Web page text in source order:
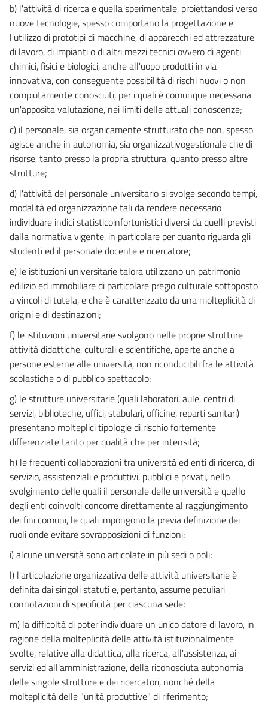
b) l'attività di ricerca e quella sperimentale, proiettandosi verso
nuove tecnologie, spesso comportano la progettazione e
l'utilizzo di prototipi di macchine, di apparecchi ed attrezzature
di lavoro, di impianti o di altri mezzi tecnici ovvero di agenti
chimici, fisici e biologici, anche all'uopo prodotti in via
innovativa, con conseguente possibilità di rischi nuovi o non
compiutamente conosciuti, per i quali è comunque necessaria
un'apposita valutazione, nei limiti delle attuali conoscenze;
c) il personale, sia organicamente strutturato che non, spesso
agisce anche in autonomia, sia organizzativogestionale che di
risorse, tanto presso la propria struttura, quanto presso altre
strutture;
d) l'attività del personale universitario si svolge secondo tempi,
modalità ed organizzazione tali da rendere necessario
individuare indici statisticoinfortunistici diversi da quelli previsti
dalla normativa vigente, in particolare per quanto riguarda gli
studenti ed il personale docente e ricercatore;
e) le istituzioni universitarie talora utilizzano un patrimonio
edilizio ed immobiliare di particolare pregio culturale sottoposto
a vincoli di tutela, e che è caratterizzato da una molteplicità di
origini e di destinazioni;
f) le istituzioni universitarie svolgono nelle proprie strutture
attività didattiche, culturali e scientifiche, aperte anche a
persone esterne alle università, non riconducibili fra le attività
scolastiche o di pubblico spettacolo;
g) le strutture universitarie (quali laboratori, aule, centri di
servizi, biblioteche, uffici, stabulari, officine, reparti sanitari)
presentano molteplici tipologie di rischio fortemente
differenziate tanto per qualità che per intensità;
h) le frequenti collaborazioni tra università ed enti di ricerca, di
servizio, assistenziali e produttivi, pubblici e privati, nello
svolgimento delle quali il personale delle università e quello
degli enti coinvolti concorre direttamente al raggiungimento
dei fini comuni, le quali impongono la previa definizione dei
ruoli onde evitare sovrapposizioni di funzioni;
i) alcune università sono articolate in più sedi o poli;
l) l'articolazione organizzativa delle attività universitarie è
definita dai singoli statuti e, pertanto, assume peculiari
connotazioni di specificità per ciascuna sede;
m) la difficoltà di poter individuare un unico datore di lavoro, in
ragione della molteplicità delle attività istituzionalmente
svolte, relative alla didattica, alla ricerca, all'assistenza, ai
servizi ed all'amministrazione, della riconosciuta autonomia
delle singole strutture e dei ricercatori, nonché della
molteplicità delle "unità produttive" di riferimento;